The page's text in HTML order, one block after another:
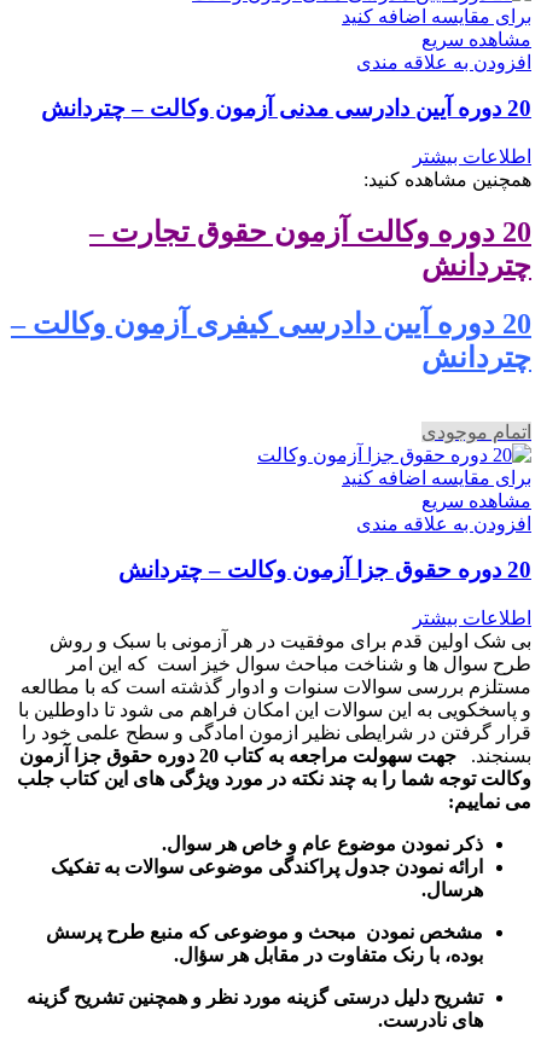
برای مقایسه اضافه کنید
مشاهده سریع
افزودن به علاقه مندی
20 دوره آیین دادرسی مدنی آزمون وکالت – چتردانش
اطلاعات بیشتر
همچنین مشاهده کنید:
20 دوره وکالت آزمون حقوق تجارت –
چتردانش
20 دوره آیین دادرسی کیفری آزمون وکالت –
چتردانش
اتمام موجودی
برای مقایسه اضافه کنید
مشاهده سریع
افزودن به علاقه مندی
20 دوره حقوق جزا آزمون وکالت – چتردانش
اطلاعات بیشتر
بی شک اولین قدم برای موفقیت در هر آزمونی با سبک و روش
طرح سوال ها و شناخت مباحث سوال خیز است که این امر
مستلزم بررسی سوالات سنوات و ادوار گذشته است که با مطالعه
و پاسخکویی به این سوالات این امکان فراهم می شود تا داوطلین با
قرار گرفتن در شرایطی نظیر ازمون امادگی و سطح علمی خود را
بسنجند.
جهت سهولت مراجعه به کتاب 20 دوره حقوق جزا آزمون
وکالت توجه شما را به چند نکته در مورد ویژگی های این کتاب جلب
می نماییم:
ذکر نمودن موضوع عام و خاص هر سوال.
ارائه نمودن جدول پراکندگی موضوعی سوالات به تفکیک
هرسال.
مشخص نمودن مبحث و موضوعی که منبع طرح پرسش
بوده، با رنک متفاوت در مقابل هر سؤال.
تشریح دلیل درستی گزینه مورد نظر و همچنین تشریح گزینه
های نادرست.